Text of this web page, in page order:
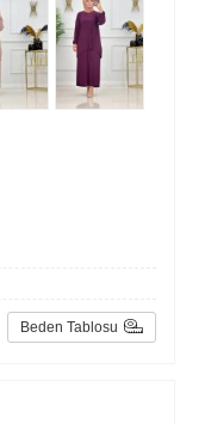
Beden Tablosu